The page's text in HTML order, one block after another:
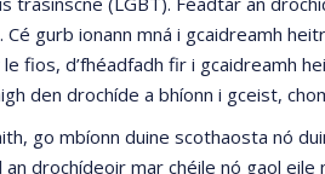
gurb ionann mná i gcaidreamh
fios, d’fhéadfadh fir i gcaidreamh
den drochíde a bhíonn i gceist,
go mbíonn duine scothaosta nó
drochídeoir mar chéile nó gaol